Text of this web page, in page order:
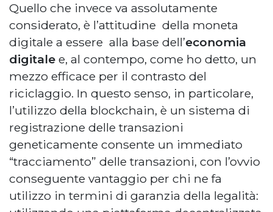
Quello che invece va assolutamente
considerato, è l’attitudine della moneta
digitale a essere alla base dell’economia
digitale e, al contempo, come ho detto, un
mezzo efficace per il contrasto del
riciclaggio. In questo senso, in particolare,
l’utilizzo della blockchain, è un sistema di
registrazione delle transazioni
geneticamente consente un immediato
“tracciamento” delle transazioni, con l’ovvio
conseguente vantaggio per chi ne fa
utilizzo in termini di garanzia della legalità: